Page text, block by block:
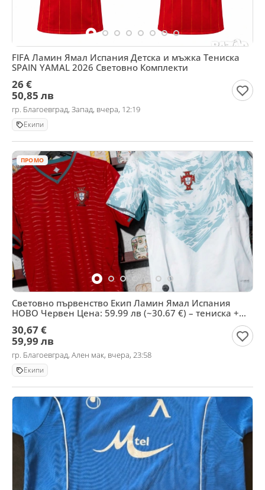
FIFA Ламин Ямал Испания Детска и мъжка Тениска
SPAIN YAMAL 2026 Световно Комплекти
26 €
50,85 лв
гр. Благоевград, Запад, вчера, 12:19
Екипи
ПРОМО
Световно първенство Екип Ламин Ямал Испания
НОВО Червен Цена: 59.99 лв (~30.67 €) – тениска +
30,67 €
59,99 лв
гр. Благоевград, Ален мак, вчера, 23:58
Екипи